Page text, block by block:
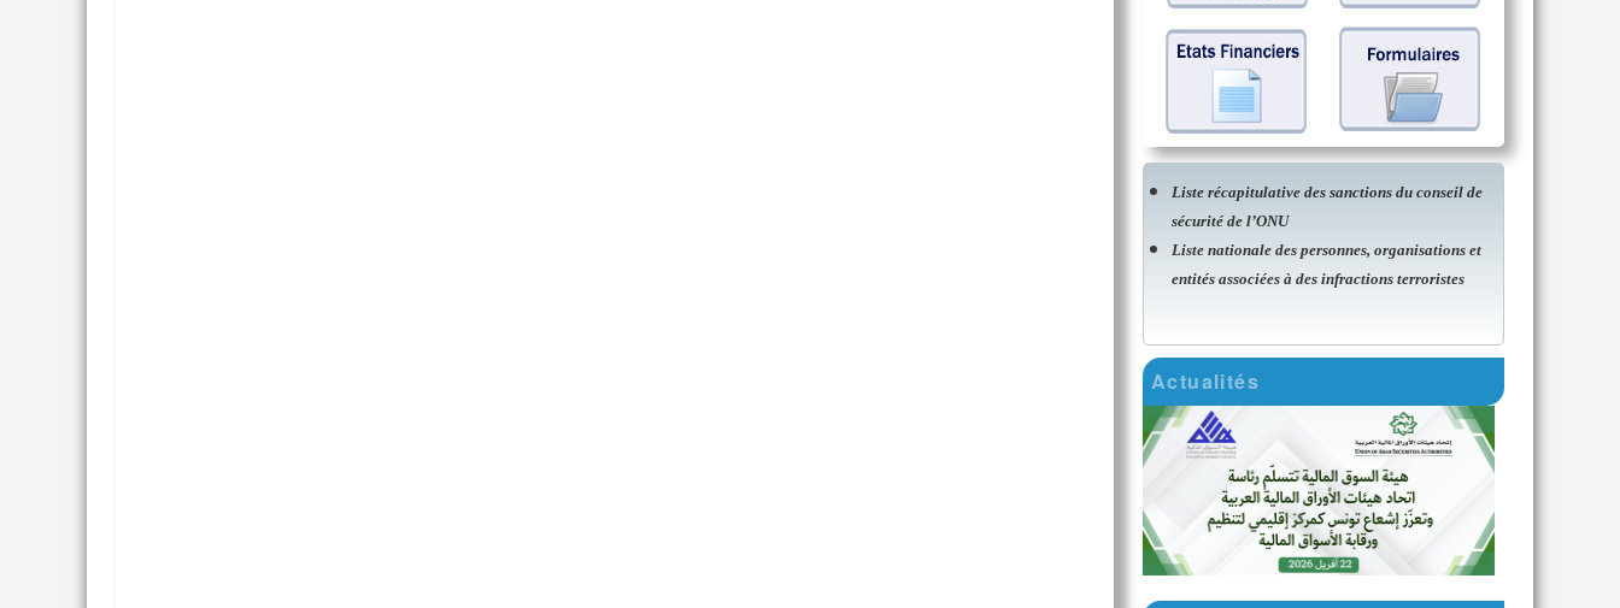
Liste récapitulative des sanctions du conseil de
sécurité de l’ONU
Liste nationale des personnes, organisations et
entités associées à des infractions terroristes
Actualités